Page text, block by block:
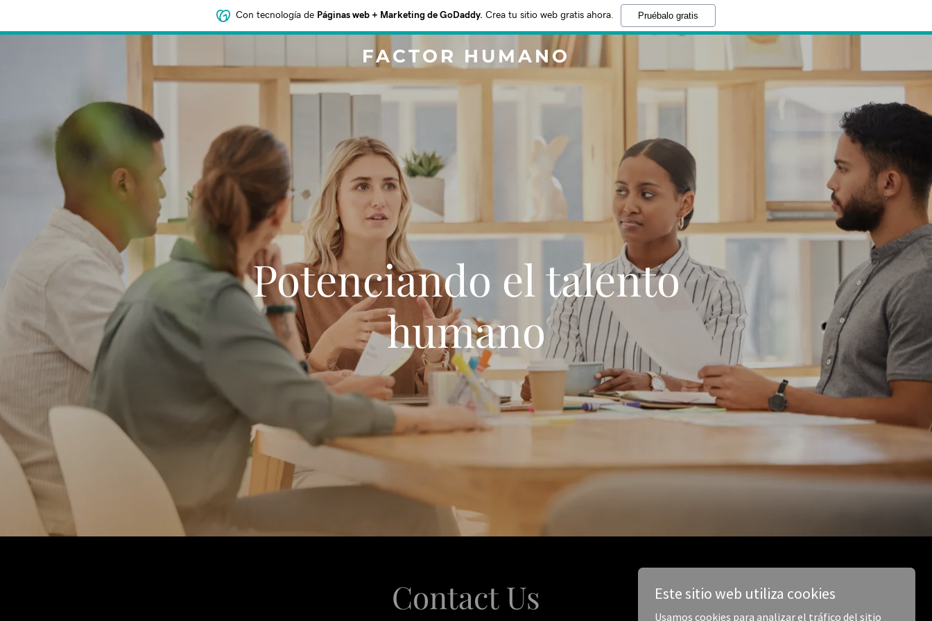
Con tecnología de Páginas web + Marketing de GoDaddy. Crea tu sitio web gratis ahora. Pruébalo gratis
FACTOR HUMANO
Potenciando el talento
humano
Contact Us Este sitio web utiliza cookies
Usamos cookies para analizar el tráfico del sitio